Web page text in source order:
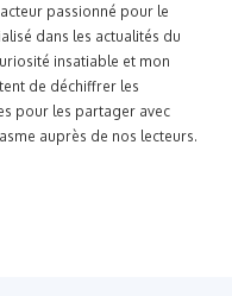
passionné pour le
dans les actualités du
insatiable et mon
de déchiffrer les
pour les partager avec
auprès de nos lecteurs.